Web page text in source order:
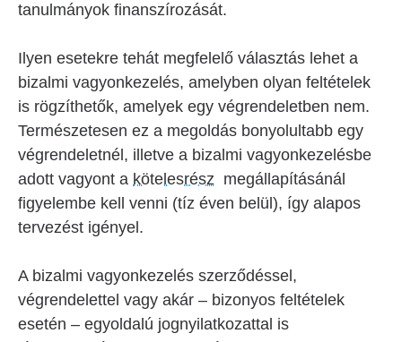
tanulmányok finanszírozását.
Ilyen esetekre tehát megfelelő választás lehet a
bizalmi vagyonkezelés, amelyben olyan feltételek
is rögzíthetők, amelyek egy végrendeletben nem.
Természetesen ez a megoldás bonyolultabb egy
végrendeletnél, illetve a bizalmi vagyonkezelésbe
adott vagyont a kötelesrész megállapításánál
figyelembe kell venni (tíz éven belül), így alapos
tervezést igényel.
A bizalmi vagyonkezelés szerződéssel,
végrendelettel vagy akár – bizonyos feltételek
esetén – egyoldalú jognyilatkozattal is